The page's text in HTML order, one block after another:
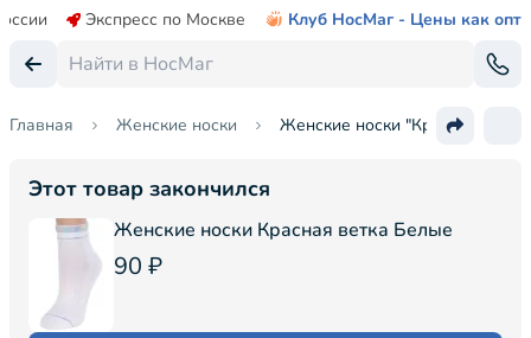
Экспресс по Москве Клуб НосМаг - Цены как опт
Главная Женские носки Женские носки "Красная ветка"
Этот товар закончился
Женские носки Красная ветка Белые
90 ₽